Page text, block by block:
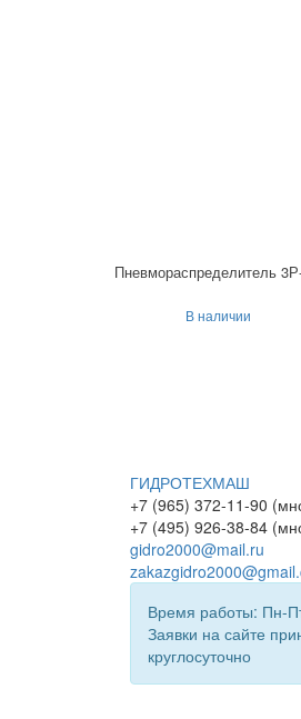
В наличии
ГИДРОТЕХМАШ
+7 (965) 372-11-90
+7 (495) 926-38-84
gidro2000@mail.ru
Время работы: Пн-
Заявки на сайте
круглосуточно